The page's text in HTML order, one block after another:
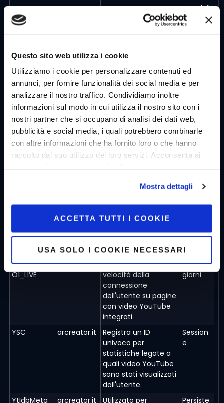
Questo sito web utilizza i cookie
Utilizziamo i cookie per personalizzare contenuti ed
annunci, per fornire funzionalità dei social media e per
analizzare il nostro traffico. Condividiamo inoltre
informazioni sul modo in cui utilizza il nostro sito con i
nostri partner che si occupano di analisi dei dati web,
pubblicità e social media, i quali potrebbero combinarle
con altre informazioni che ha fornito loro o che hanno
raccolto dal suo utilizzo dei loro servizi. Acconsenta ai
Mostra dettagli
ACCETTA TUTTI I COOKIE
USA SOLO I COOKIE NECESSARI
LAST_RESUL
Utilizzato per
dell'utente con i
incorporati.
Session
LogsDatab
aseV2:V#||L
ogsRequest
sStore
arcreator.it In attesa
remote_sid YouTube
Necessario per
l'implementazione e
la funzionalità dei
e
ESENABLED
tracciare
l'interazione
contenuti
incorporati.
VISITOR_INF
O1_LIVE
arcreator.it
Prova a stimare la
velocità della
connessione
dell'utente su pagine
con video YouTube
integrati.
180
giorni
YSC arcreator.it
Registra un ID
univoco per
statistiche legate a
quali video YouTube
sono stati visualizzati
dall'utente.
Session
e
YtIdbMeta
arcreator.it
Utilizzato per
Persiste